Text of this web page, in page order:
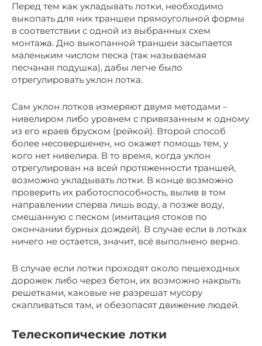
Перед тем как укладывать лотки, необходимо
выкопать для них траншеи прямоугольной формы
в соответствии с одной из выбранных схем
монтажа. Дно выкопанной траншеи засыпается
маленьким числом песка (так называемая
песчаная подушка), дабы легче было
отрегулировать уклон лотка.
Сам уклон лотков измеряют двумя методами –
нивелиром либо уровнем с привязанным к одному
из его краев бруском (рейкой). Второй способ
более несовершенен, но окажет помощь тем, у
кого нет нивелира. В то время, когда уклон
отрегулирован на всей протяженности траншей,
возможно укладывать лотки. В конце возможно
проверить их работоспособность, вылив в том
направлении сперва лишь воду, а позже воду,
смешанную с песком (имитация стоков по
окончании бурных дождей). В случае если в лотках
ничего не остается, значит, всё выполнено верно.
В случае если лотки проходят около пешеходных
дорожек либо через бетон, их возможно накрыть
решетками, каковые не разрешат мусору
скапливаться там, и обезопасят движение людей.
Телескопические лотки